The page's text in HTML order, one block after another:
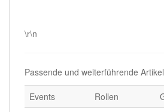
\r\n
Passende und weiterführende
Events Rollen